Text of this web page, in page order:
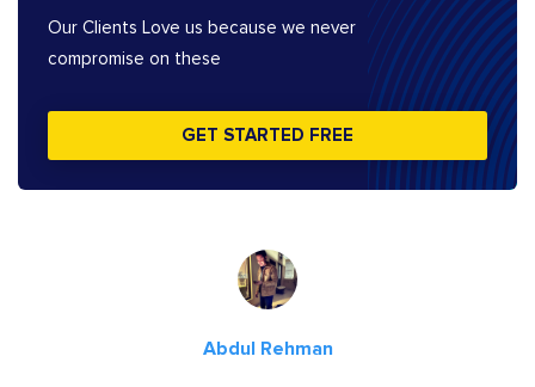
Our Clients Love us because we never
compromise on these
GET STARTED FREE
Abdul Rehman